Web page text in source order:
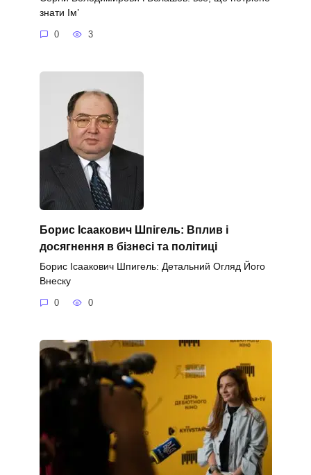
знати Ім’
0 3
Борис Ісаакович Шпігель: Вплив і
досягнення в бізнесі та політиці
Борис Ісаакович Шпигель: Детальний Огляд Його
Внеску
0 0